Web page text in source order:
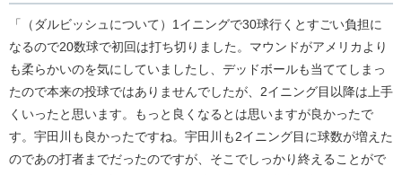
「（ダルビッシュについて）1イニングで30球行くとすごい負担に
なるので20数球で初回は打ち切りました。マウンドがアメリカより
も柔らかいのを気にしていましたし、デッドボールも当ててしまっ
たので本来の投球ではありませんでしたが、2イニング目以降は上手
くいったと思います。もっと良くなるとは思いますが良かったで
す。宇田川も良かったですね。宇田川も2イニング目に球数が増えた
のであの打者までだったのですが、そこでしっかり終えることがで